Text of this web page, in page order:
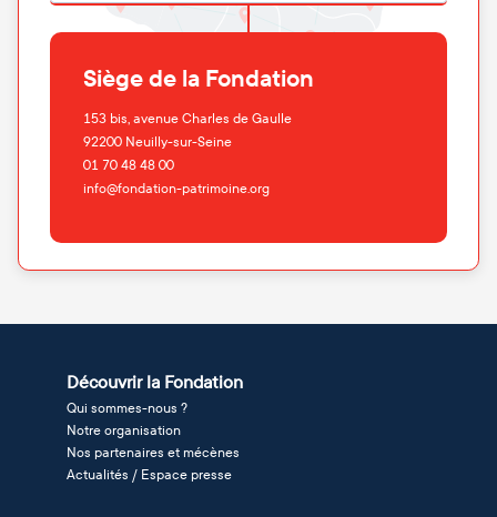
Siège de la Fondation
153 bis, avenue Charles de Gaulle
92200 Neuilly-sur-Seine
01 70 48 48 00
info@fondation-patrimoine.org
Découvrir la Fondation
Qui sommes-nous ?
Notre organisation
Nos partenaires et mécènes
Actualités / Espace presse